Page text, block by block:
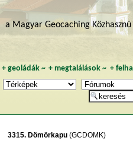
a Magyar Geocaching
+ geoládák~ +megtalálások ~ +
3315. Dömörkapu (GCDOMK)